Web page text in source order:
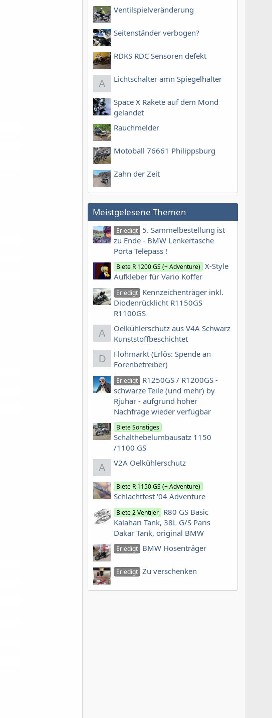
Ventilspielveränderung
Seitenständer verbogen?
RDKS RDC Sensoren defekt
A Lichtschalter amn Spiegelhalter
Space X Rakete auf dem Mond
gelandet
Rauchmelder
Motoball 76661 Philippsburg
Zahn der Zeit
Meistgelesene Themen
Erledigt 5. Sammelbestellung ist
zu Ende - BMW Lenkertasche
Porta Telepass !
Biete R 1200 GS (+ Adventure) X-Style
Aufkleber für Vario Koffer
Erledigt Kennzeichenträger inkl.
Diodenrücklicht R1150GS
R1100GS
A
Oelkühlerschutz aus V4A Schwarz
Kunststoffbeschichtet
D
Flohmarkt (Erlös: Spende an
Forenbetreiber)
Erledigt R1250GS / R1200GS -
schwarze Teile (und mehr) by
Rjuhar - aufgrund hoher
Nachfrage wieder verfügbar
Biete Sonstiges
Schalthebelumbausatz 1150
/1100 GS
A V2A Oelkühlerschutz
Biete R 1150 GS (+ Adventure)
Schlachtfest '04 Adventure
Biete 2 Ventiler R80 GS Basic
Kalahari Tank, 38L G/S Paris
Dakar Tank, original BMW
Erledigt BMW Hosenträger
Erledigt Zu verschenken